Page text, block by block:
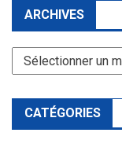
ARCHIVES
Archives
CATÉGORIES